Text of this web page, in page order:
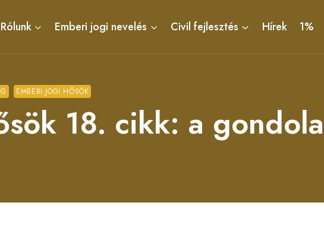
Rólunk Emberi jogi nevelés Civil fejlesztés Hírek 1%
EMBERI JOGI HŐSÖK
18. cikk: a